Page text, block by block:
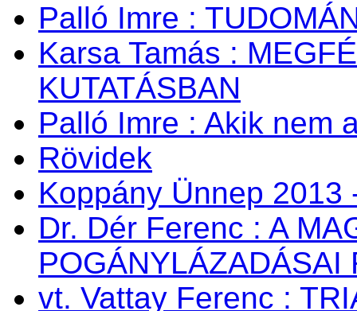
Palló Imre :
Karsa Tamás :
KUTATÁSBAN
Palló Imre : Akik nem
Rövidek
Koppány Ünnep
Dr. Dér Ferenc : A
POGÁNYLÁZADÁSAI
vt. Vattay Ferenc :